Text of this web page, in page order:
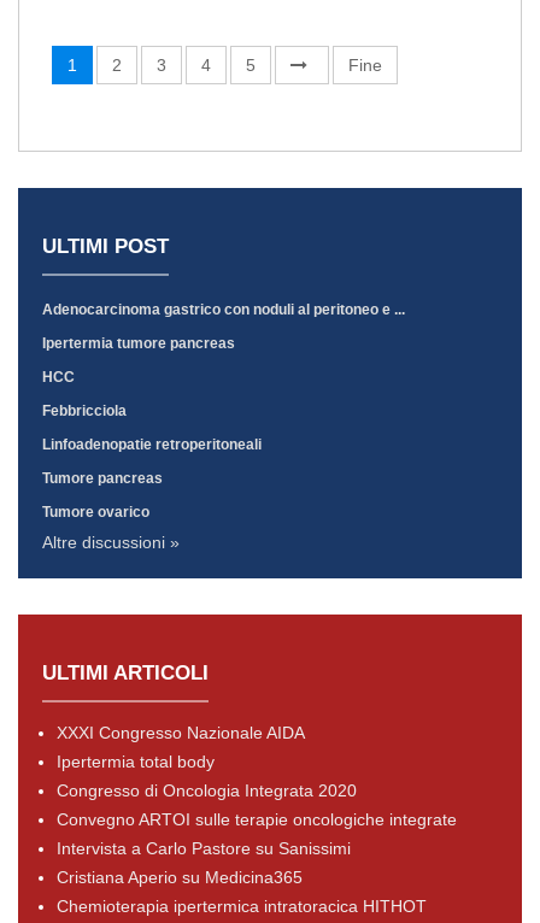
1 2 3 4 5 Fine
ULTIMI POST
Adenocarcinoma gastrico con noduli al peritoneo e ...
Ipertermia tumore pancreas
HCC
Febbricciola
Linfoadenopatie retroperitoneali
Tumore pancreas
Tumore ovarico
Altre discussioni »
ULTIMI ARTICOLI
XXXI Congresso Nazionale AIDA
Ipertermia total body
Congresso di Oncologia Integrata 2020
Convegno ARTOI sulle terapie oncologiche integrate
Intervista a Carlo Pastore su Sanissimi
Cristiana Aperio su Medicina365
Chemioterapia ipertermica intratoracica HITHOT